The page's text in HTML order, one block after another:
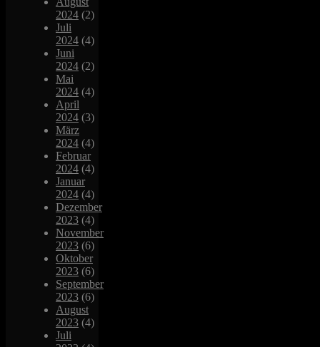
2024 (2)
Juli
2024 (4)
Juni
2024 (2)
Mai
2024 (4)
April
2024 (3)
März
2024 (4)
Februar
2024 (4)
Januar
2024 (4)
Dezember
2023 (4)
November
2023 (6)
Oktober
2023 (6)
September
2023 (6)
August
2023 (4)
Juli